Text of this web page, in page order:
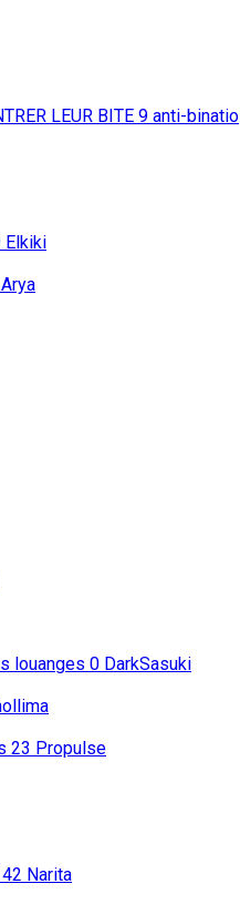
LEUR BITE 9 anti-binatio
Elkiki
Arya
louanges 0 DarkSasuki
23 Propulse
42 Narita